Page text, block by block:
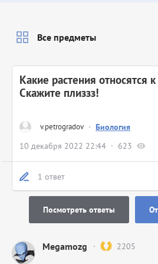
v.petrogradov · Биология
10 декабря 2022 22:44
623
Какие растения относятся
Скажите плиззз!
1 ответ
Посмотреть ответы
Megamozg 2205
Все предметы